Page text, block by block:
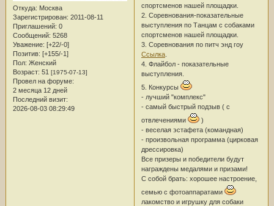
Откуда: Москва
Зарегистрирован: 2011-08-11
Приглашений: 0
Сообщений: 5268
Уважение: [+22/-0]
Позитив: [+155/-1]
Пол: Женский
Возраст: 51 [1975-07-13]
Провел на форуме:
2 месяца 12 дней
Последний визит:
2026-08-03 08:29:49
спортсменов нашей площадки.
2. Соревнования-показательные
выступления по Танцам с собаками
спортсменов нашей площадки.
3. Соревнования по питч энд гоу
Ссылка.
4. Флайбол - показательные
выступления.
5. Конкурсы
- лучший "комплекс"
- самый быстрый подзыв ( с
отвлечениями
)
- веселая эстафета (командная)
- произвольная программа (цирковая
дрессировка)
Все призеры и победители будут
награждены медалями и призами!
С собой брать: хорошее настроение,
семью с фотоаппаратами
лакомство и игрушку для собаки